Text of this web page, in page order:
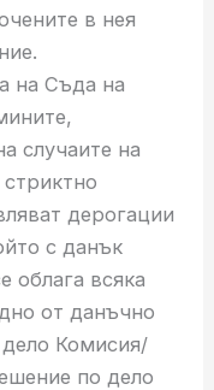
в нея
на Съда на
случаите на
дерогации
с данък
облага всяка
от данъчно
Комисия/
по дело